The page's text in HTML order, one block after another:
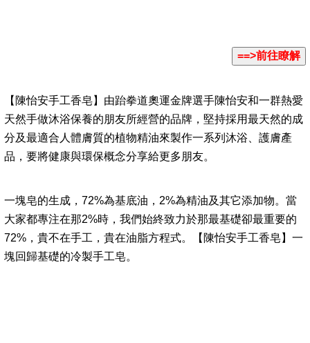
【陳怡安手工香皂】由跆拳道奧運金牌選手陳怡安和一群熱愛
天然手做沐浴保養的朋友所經營的品牌，堅持採用最天然的成
分及最適合人體膚質的植物精油來製作一系列沐浴、護膚產
品，要將健康與環保概念分享給更多朋友。
一塊皂的生成，72%為基底油，2%為精油及其它添加物。當
大家都專注在那2%時，我們始終致力於那最基礎卻最重要的
72%，貴不在手工，貴在油脂方程式。【陳怡安手工香皂】一
塊回歸基礎的冷製手工皂。